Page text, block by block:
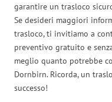
garantire un trasloco
Se desideri maggiori
trasloco, ti invitiamo a
preventivo gratuito e
meglio quanto potrebbe
Dornbirn. Ricorda, un
successo!